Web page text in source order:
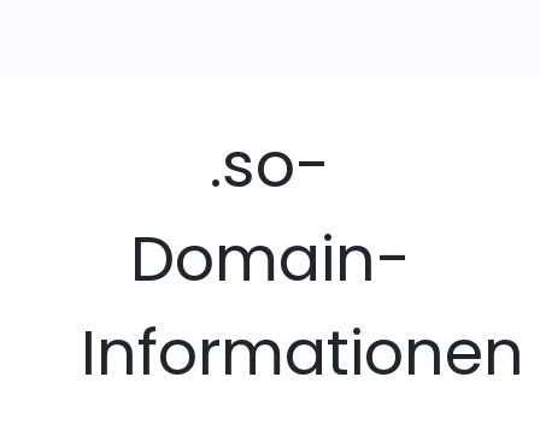
.so-
Domain-
Informationen